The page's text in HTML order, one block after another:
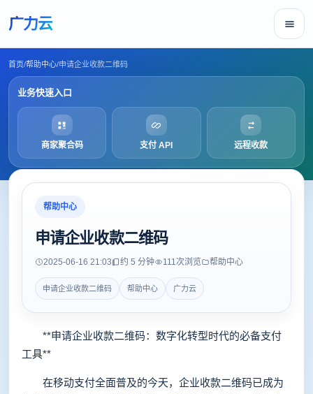
广力云
首页/帮助中心/申请企业收款二维码
业务快速入口
商家聚合码 支付 API 远程收款
帮助中心
申请企业收款二维码
2025-06-16 21:03 约 5 分钟 111次浏览 帮助中心
申请企业收款二维码 帮助中心 广力云
**申请企业收款二维码：数字化转型时代的必备支付
工具**
在移动支付全面普及的今天，企业收款二维码已成为